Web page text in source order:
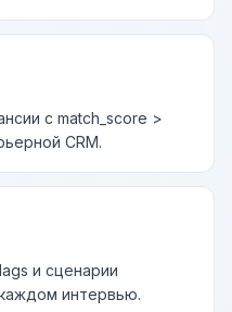
с match_score >
CRM.
и сценарии
интервью.